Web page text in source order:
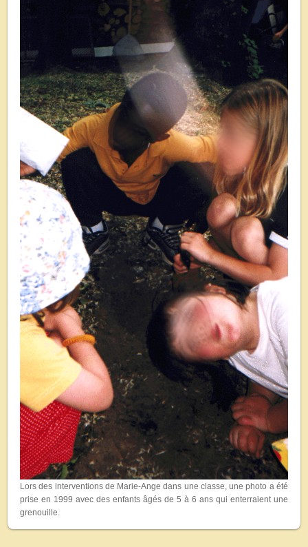
Lors des interventions de Marie-Ange dans une classe, une photo a été
prise en 1999 avec des enfants âgés de 5 à 6 ans qui enterraient une
grenouille.